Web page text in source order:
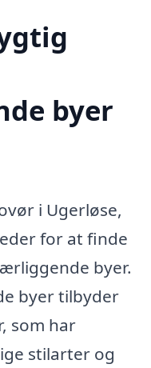
byer
i Ugerløse,
for at finde
byer.
byer tilbyder
som har
stilarter og